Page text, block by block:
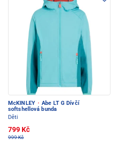
McKINLEY · Abe LT G Dívčí
softshellová bunda
Děti
799 Kč
999 Kč